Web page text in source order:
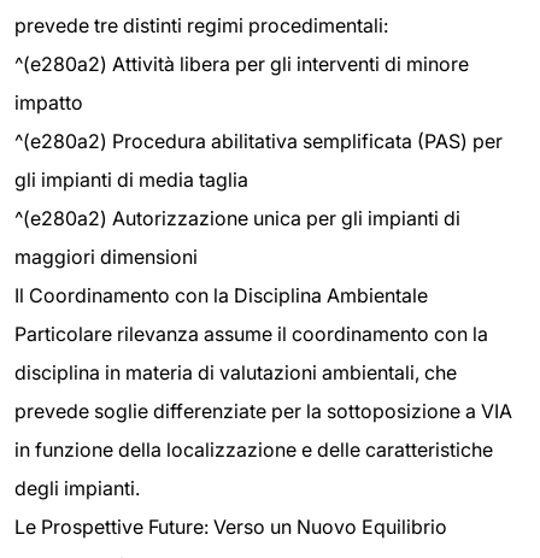
prevede tre distinti regimi procedimentali:
^(e280a2) Attività libera per gli interventi di minore
impatto
^(e280a2) Procedura abilitativa semplificata (PAS) per
gli impianti di media taglia
^(e280a2) Autorizzazione unica per gli impianti di
maggiori dimensioni
Il Coordinamento con la Disciplina Ambientale
Particolare rilevanza assume il coordinamento con la
disciplina in materia di valutazioni ambientali, che
prevede soglie differenziate per la sottoposizione a VIA
in funzione della localizzazione e delle caratteristiche
degli impianti.
Le Prospettive Future: Verso un Nuovo Equilibrio